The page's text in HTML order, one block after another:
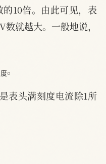
10倍。由此可见，表
就越大。一般地说，
度。
表头满刻度电流除1所